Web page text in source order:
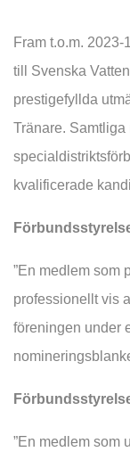
Fram t.o.m.
till Svenska
prestigefyllda
Tränare.
kvalificerade
”En medlem som
professionellt vis
föreningen under
”En medlem som